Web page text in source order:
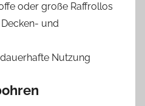
oder große Raffrollos
und
Nutzung